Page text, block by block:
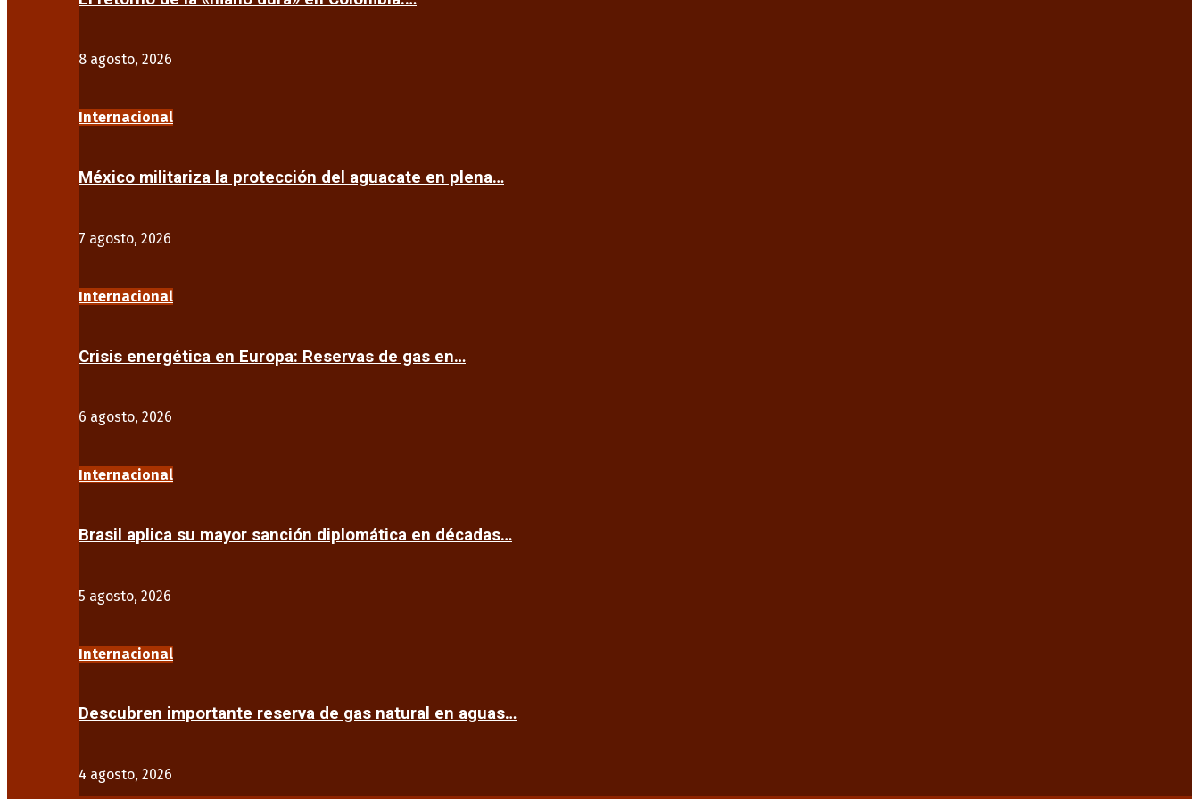
8 agosto, 2026
Internacional
México militariza la protección del aguacate en plena…
7 agosto, 2026
Internacional
Crisis energética en Europa: Reservas de gas en…
6 agosto, 2026
Internacional
Brasil aplica su mayor sanción diplomática en décadas…
5 agosto, 2026
Internacional
Descubren importante reserva de gas natural en aguas…
4 agosto, 2026